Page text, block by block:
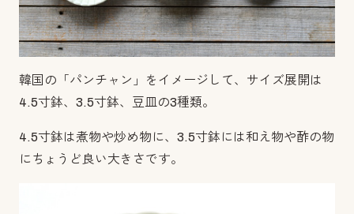
韓国の「パンチャン」をイメージして、サイズ展開は
4.5寸鉢、3.5寸鉢、豆皿の3種類。
4.5寸鉢は煮物や炒め物に、3.5寸鉢には和え物や酢の物
にちょうど良い大きさです。